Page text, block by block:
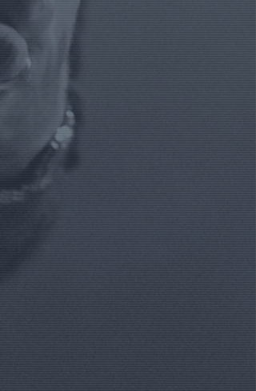
le disque est copié ou lu par certains
ordinateurs, le périphérique de
lecture rencontre des erreurs de
lecture et ne pourra donc pas copier
le disque.
((3)) Cliquez sur le bouton AJOUTER
et rendez-vous dans votre PANIER
afin de connaître le total TvaC actuel
de votre projet et options.
((4)) Ajoutez d'autres OPTIONS
éventuelles via notre menu de
navigation, et ajoutez-les
succèssivement à votre panier.
.